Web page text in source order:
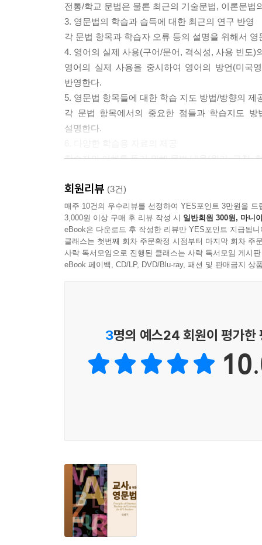
3.2.0 관사 학습의 핵심과 목표
3.2.1 관사의 종류
3.2.2 관사의 주요 특성
3.2.3 관사의 의미(기능)
3.3 관사의 의미와 용법
3.3.1 부정관사
3.3.2 정관사
3.3.3 무관사
3.3.4 관사의 용법 비교
4.1 대명사
4.1.0 영어와 한국어의 대명사의 차이
4.1.1 대명사의 기능과 의미
4.1.2 대명사의 종류와 용법
4.1.3 대명사의 특수 용법
4.2.4 수량어 사용의 실제
4.3 학습 지도
5.1.3 동사의 기능
5.1.4 동사구의 구조
5.1.5 동사의 보어와 부가어
5.1.6 동사 부가어의 위치와 어순
5.1.7 동사의 교체
5.2 조동사
전통/학교 문법은 물론 최근의 기술문법, 이론문
3. 영문법의 학습과 습득에 대한 최근의 연구 반영
각 문법 항목과 학습자 오류 등의 설명을 위해서
4. 영어의 실제 사용(구어/문어, 격식성, 사용 빈도)
영어의 실제 사용을 중시하여 영어의 방언(미국
반영한다.
5. 영문법 항목들에 대한 학습 지도 방법/방향의 제
각 문법 항목에서의 중요한 점들과 학습지도
설명한다.
학습자의 이해를 돕기 위해 문법 내용(원리, 규칙,
회원리뷰 (3건)
매주 10건의 우수리뷰를 선정하여 YES포인트 3만원을 드
3,000원 이상 구매 후 리뷰 작성 시 일반회원 300원, 마니
eBook은 다운로드 후 작성한 리뷰만 YES포인트 지급됩니
클래스는 첫번째 회차 주문확정 시점부터 마지막 회차 주
사락 독서모임으로 진행된 클래스는 사락 독서모임 게시
eBook 페이백, CD/LP, DVD/Blu-ray, 패션 및 판매금지 상
3명의 예스24 회원이 평가한